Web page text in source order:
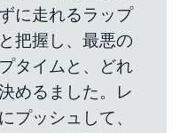
に走れるラップ
把握し、最悪の
タイムと、どれ
めるました。レ
プッシュして、